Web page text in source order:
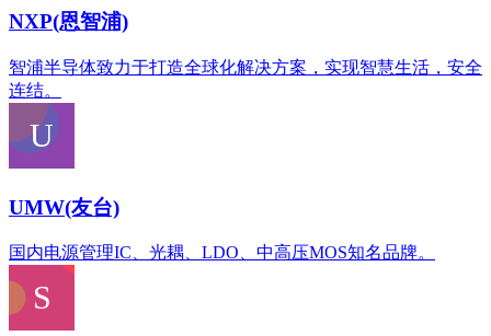
NXP(恩智浦)
智浦半导体致力于打造全球化解决方案，实现智慧生活，安全
连结。
UMW(友台)
国内电源管理IC、光耦、LDO、中高压MOS知名品牌。